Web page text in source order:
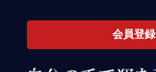
会員登録